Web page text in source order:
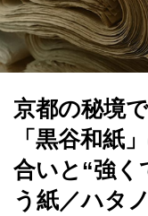
京都の秘境
「黒谷和紙
合いと“強く
う紙／ハタ